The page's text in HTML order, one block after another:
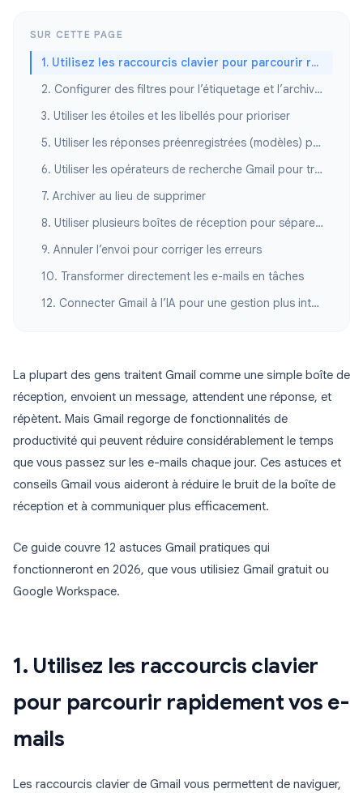
SUR CETTE PAGE
1. Utilisez les raccourcis clavier pour parcourir rapidement vos e-mails
2. Configurer des filtres pour l’étiquetage et l’archivage automatiques
3. Utiliser les étoiles et les libellés pour prioriser
5. Utiliser les réponses préenregistrées (modèles) pour les réponses répétées
6. Utiliser les opérateurs de recherche Gmail pour trouver n’importe quel message
7. Archiver au lieu de supprimer
8. Utiliser plusieurs boîtes de réception pour séparer les flux de travail
9. Annuler l’envoi pour corriger les erreurs
10. Transformer directement les e-mails en tâches
12. Connecter Gmail à l’IA pour une gestion plus intelligente des e-mails
La plupart des gens traitent Gmail comme une simple boîte de
réception, envoient un message, attendent une réponse, et
répètent. Mais Gmail regorge de fonctionnalités de
productivité qui peuvent réduire considérablement le temps
que vous passez sur les e-mails chaque jour. Ces astuces et
conseils Gmail vous aideront à réduire le bruit de la boîte de
réception et à communiquer plus efficacement.
Ce guide couvre 12 astuces Gmail pratiques qui
fonctionneront en 2026, que vous utilisiez Gmail gratuit ou
Google Workspace.
1. Utilisez les raccourcis clavier
pour parcourir rapidement vos e-
mails
Les raccourcis clavier de Gmail vous permettent de naviguer,